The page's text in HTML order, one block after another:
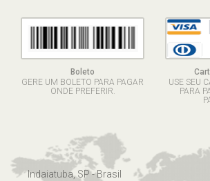
Boleto
GERE UM BOLETO PARA PAGAR
ONDE PREFERIR.
USE SEU
PARA
Indaiatuba, SP - Brasil